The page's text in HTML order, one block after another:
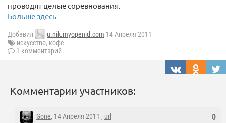
проводят целые соревнования.
Больше здесь
Добавил u.nik.myopenid.com 14 Апреля 2011
искусство, кофе
1 комментарий
Комментарии участников:
0
Gone, 14 Апреля 2011 , url